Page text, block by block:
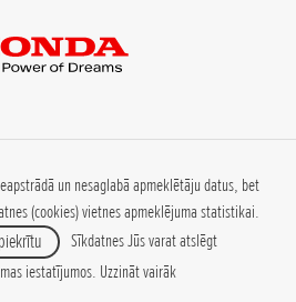
un nesaglabā apmeklētāju datus, bet
(cookies) vietnes apmeklējuma statistikai.
piekrītu
Sīkdatnes Jūs varat atslēgt
iestatījumos. Uzzināt vairāk